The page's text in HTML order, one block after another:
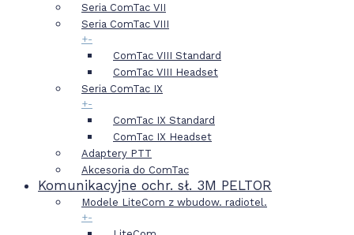
Seria ComTac VII
Seria ComTac VIII
+-
ComTac VIII Standard
ComTac VIII Headset
Seria ComTac IX
+-
ComTac IX Standard
ComTac IX Headset
Adaptery PTT
Akcesoria do ComTac
Komunikacyjne ochr. sł. 3M PELTOR
Modele LiteCom z wbudow. radiotel.
+-